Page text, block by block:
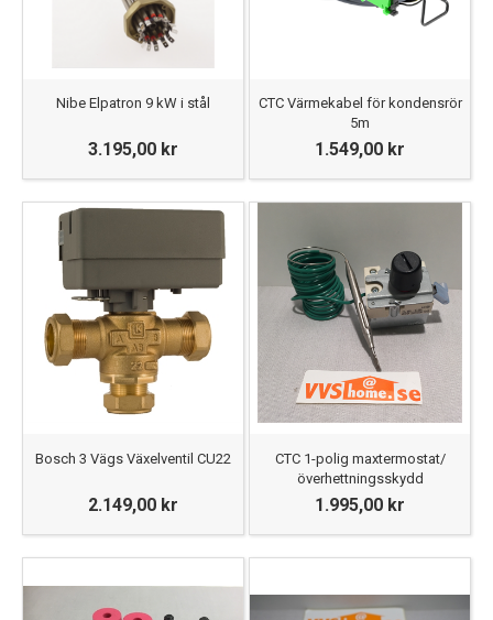
Nibe Elpatron 9 kW i stål
3.195,00 kr
CTC Värmekabel för kondensrör
5m
1.549,00 kr
Bosch 3 Vägs Växelventil CU22
2.149,00 kr
CTC 1-polig maxtermostat/
överhettningsskydd
1.995,00 kr